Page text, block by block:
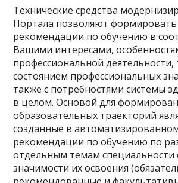
Технические средства
Портала позволяют
рекомендации по обучению в
Вашими интересами,
профессиональной
состоянием профессиональных
также с потребностями системы
в целом. Основой для
образовательных траекторий
созданные в
рекомендации по обучению по
отдельным темам специальности
значимости их освоения